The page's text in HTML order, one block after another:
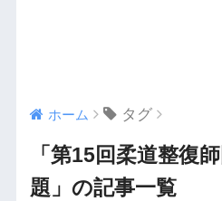
ホーム タグ
「第15回柔道整復
題」の記事一覧